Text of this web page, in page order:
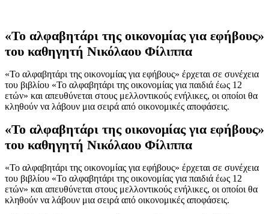
«To αλφαβητάρι της οικονομίας για εφήβους»
του καθηγητή Νικόλαου Φίλιππα
«Το αλφαβητάρι της οικονομίας για εφήβους» έρχεται σε συνέχεια
του βιβλίου «Το αλφαβητάρι της οικονομίας για παιδιά έως 12
ετών» και απευθύνεται στους μελλοντικούς ενήλικες, οι οποίοι θα
κληθούν να λάβουν μια σειρά από οικονομικές αποφάσεις.
«To αλφαβητάρι της οικονομίας για εφήβους»
του καθηγητή Νικόλαου Φίλιππα
«Το αλφαβητάρι της οικονομίας για εφήβους» έρχεται σε συνέχεια
του βιβλίου «Το αλφαβητάρι της οικονομίας για παιδιά έως 12
ετών» και απευθύνεται στους μελλοντικούς ενήλικες, οι οποίοι θα
κληθούν να λάβουν μια σειρά από οικονομικές αποφάσεις.